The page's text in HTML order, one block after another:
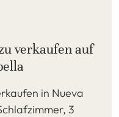
verkaufen auf
in Nueva
3